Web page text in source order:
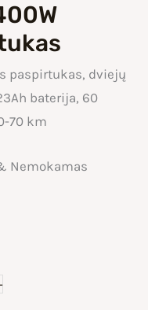
paspirtukas, dviejų
baterija, 60
70 km
Nemokamas